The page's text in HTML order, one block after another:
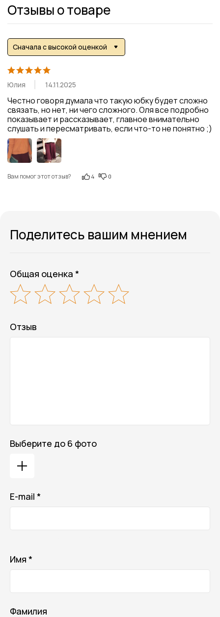
Отзывы о товаре
Сначала с высокой оценкой
Юлия 14.11.2025
Честно говоря думала что такую юбку будет сложно
связать, но нет, ни чего сложного. Оля все подробно
показывает и рассказывает, главное внимательно
слушать и пересматривать, если что-то не понятно ;)
Вам помог этот отзыв? 4 0
Поделитесь вашим мнением
Общая оценка *
Отзыв
Выберите до 6 фото
E-mail *
Имя *
Фамилия